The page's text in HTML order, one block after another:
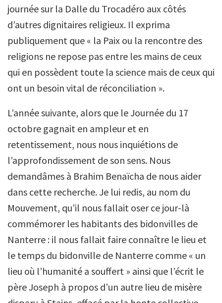
journée sur la Dalle du Trocadéro aux côtés
d’autres dignitaires religieux. Il exprima
publiquement que « la Paix ou la rencontre des
religions ne repose pas entre les mains de ceux
qui en possèdent toute la science mais de ceux qui
ont un besoin vital de réconciliation ».
L’année suivante, alors que le Journée du 17
octobre gagnait en ampleur et en
retentissement, nous nous inquiétions de
l’approfondissement de son sens. Nous
demandâmes à Brahim Benaïcha de nous aider
dans cette recherche. Je lui redis, au nom du
Mouvement, qu’il nous fallait oser ce jour-là
commémorer les habitants des bidonvilles de
Nanterre : il nous fallait faire connaître le lieu et
le temps du bidonville de Nanterre comme « un
lieu où l’humanité a souffert » ainsi que l’écrit le
père Joseph à propos d’un autre lieu de misère